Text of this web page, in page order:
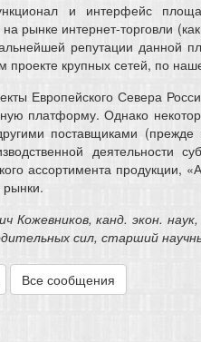
и интерфейс
рынке интернет-торговли
репутации данной
проекте крупных сетей, по
Европейского Севера
платформу. Однако
поставщиками
деятельности
ассортимента продукции,
Кожевников, канд. экон.
сил, старший
Все сообщения